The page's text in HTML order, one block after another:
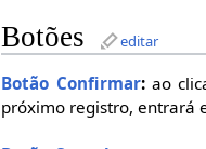
Botões editar
Botão Confirmar:ao
próximo registro, entrará